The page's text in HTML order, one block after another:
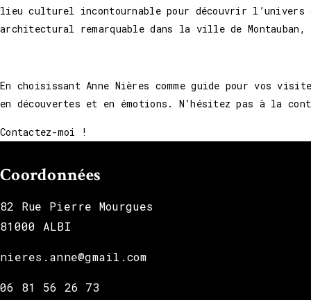
lieu culturel incontournable pour découvrir
architectural remarquable dans la ville de
En choisissant Anne Nières comme guide pour vos
en découvertes et en émotions. N’hésitez pas à la
Contactez-moi !
Coordonnées
82 Rue Pierre Mourgues
81000 ALBI
nieres.anne@gmail.com
06 81 56 26 73